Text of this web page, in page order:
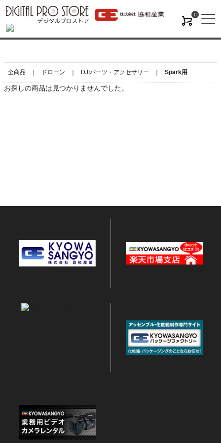
0
全商品 ドローン DJIパーツ・アクセサリー Spark用
お探しの商品は見つかりませんでした。